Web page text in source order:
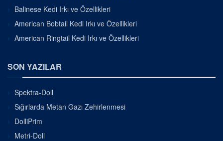
Balinese Kedi Irkı ve Özellikleri
American Bobtail Kedi Irkı ve Özellikleri
American Ringtail Kedi Irkı ve Özellikleri
SON YAZILAR
Spektra-Doll
Sığırlarda Metan Gazı Zehirlenmesi
DolliPrim
Metri-Doll